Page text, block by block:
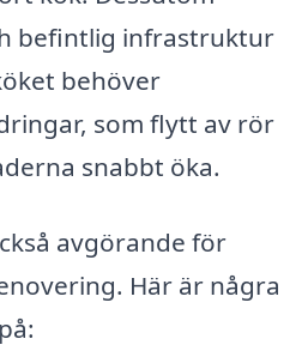
befintlig infrastruktur
behöver
som flytt av rör
snabbt öka.
avgörande för
Här är några